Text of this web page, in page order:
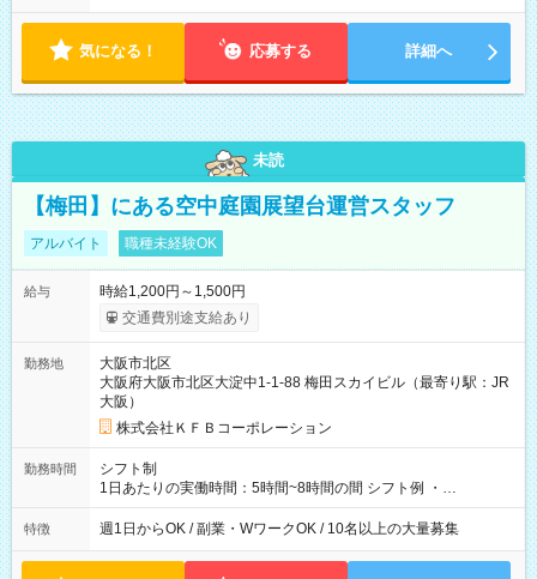
気になる！ 応募する 詳細へ
未読
【梅田】にある空中庭園展望台運営スタッフ
アルバイト 職種未経験OK
給与
時給1,200円～1,500円
交通費別途支給あり
勤務地
大阪市北区
大阪府大阪市北区大淀中1-1-88 梅田スカイビル（最寄り駅：JR
大阪）
株式会社ＫＦＢコーポレーション
勤務時間
シフト制
1日あたりの実働時間：5時間~8時間の間 シフト例 ・
9:30~18:00 実働7.5時間 ・9:30~14:30 実働5時間 ・
16:00~21:30 実働5.5時間
特徴 週1日からOK / 副業・WワークOK / 10名以上の大量募集